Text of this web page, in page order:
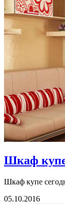
Шкаф купе
Шкаф купе
05.10.2016